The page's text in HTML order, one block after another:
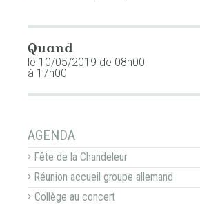
Quand
le 10/05/2019 de 08h00
à 17h00
NAVIGATION
AGENDA
Fête de la Chandeleur
Réunion accueil groupe allemand
Collège au concert